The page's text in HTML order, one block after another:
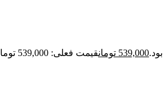
539,000 تومانقیمت فعلی: 539,000 تومان.